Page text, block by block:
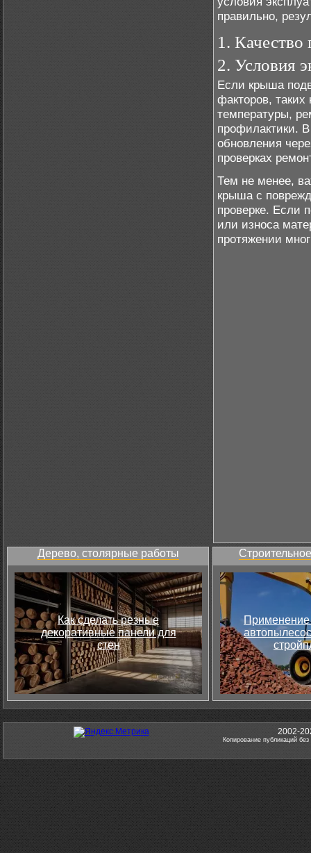
правильно,
1. Качество
2. Условия
Если крыша
факторов,
температуры,
профилактики.
обновления
проверках
Тем не менее,
крыша с
проверке. Если
или износа
протяжении
Дерево, столярные работы
Как сделать резные
декоративные панели для
стен
Применение
2002-
Копирование публикаций